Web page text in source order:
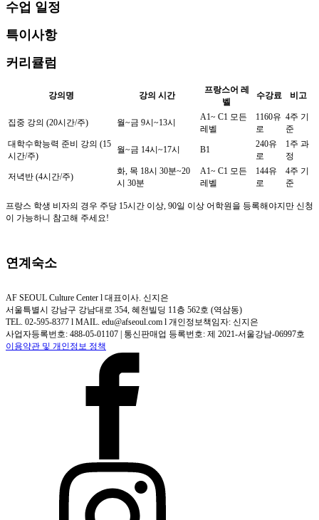
수업 일정
특이사항
커리큘럼
강의명 강의 시간
프랑스어 레
벨
수강료 비고
집중 강의 (20시간/주) 월~금 9시~13시
A1~ C1 모든
레벨
1160유
로
4주 기
준
대학수학능력 준비 강의 (15
시간/주)
월~금 14시~17시 B1
240유
로
1주 과
정
저녁반 (4시간/주)
화, 목 18시 30분~20
시 30분
A1~ C1 모든
레벨
144유
로
4주 기
준
프랑스 학생 비자의 경우 주당 15시간 이상, 90일 이상 어학원을 등록해야지만 신청
이 가능하니 참고해 주세요!
연계숙소
AF SEOUL Culture Center l 대표이사. 신지은
서울특별시 강남구 강남대로 354, 혜천빌딩 11층 562호 (역삼동)
TEL. 02-595-8377 l MAIL. edu@afseoul.com l 개인정보책임자: 신지은
사업자등록번호: 488-05-01107 | 통신판매업 등록번호: 제 2021-서울강남-06997호
이용약관 및 개인정보 정책